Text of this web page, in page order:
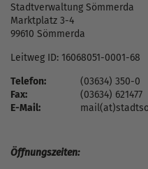
Stadtverwaltung Sömmerda
Marktplatz 3-4
99610 Sömmerda
Leitweg ID: 16068051-0001-68
Telefon:
(03634) 350-0
Fax:
(03634) 621477
E-Mail:
Öffnungszeiten: